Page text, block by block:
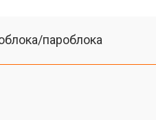
пароблока